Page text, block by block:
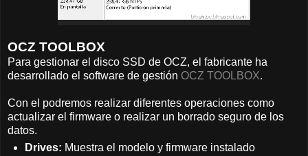
OCZ TOOLBOX
Para gestionar el disco SSD de OCZ, el fabricante ha
desarrollado el software de gestión OCZ TOOLBOX.
Con el podremos realizar diferentes operaciones como
actualizar el firmware o realizar un borrado seguro de los
datos.
Drives: Muestra el modelo y firmware instalado